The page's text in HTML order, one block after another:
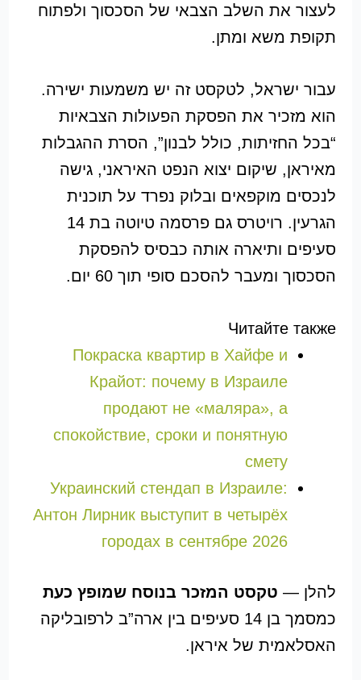
לעצור את השלב הצבאי של הסכסוך ולפתוח
תקופת משא ומתן.
עבור ישראל, לטקסט זה יש משמעות ישירה.
הוא מזכיר את הפסקת הפעולות הצבאיות
“בכל החזיתות, כולל לבנון”, הסרת ההגבלות
מאיראן, שיקום יצוא הנפט האיראני, גישה
לנכסים מוקפאים ובלוק נפרד על תוכנית
הגרעין. רויטרס גם פרסמה טיוטה בת 14
סעיפים ותיארה אותה כבסיס להפסקת
הסכסוך ומעבר להסכם סופי תוך 60 יום.
Читайте также
Покраска квартир в Хайфе и
Крайот: почему в Израиле
продают не «маляра», а
спокойствие, сроки и понятную
смету
Украинский стендап в Израиле:
Антон Лирник выступит в четырёх
городах в сентябре 2026
להלן — טקסט המזכר בנוסח שמופץ כעת
כמסמך בן 14 סעיפים בין ארה”ב לרפובליקה
האסלאמית של איראן.